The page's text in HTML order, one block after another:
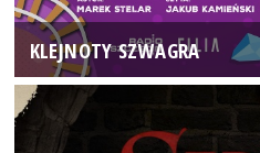
KLEJNOTY SZWAGRA